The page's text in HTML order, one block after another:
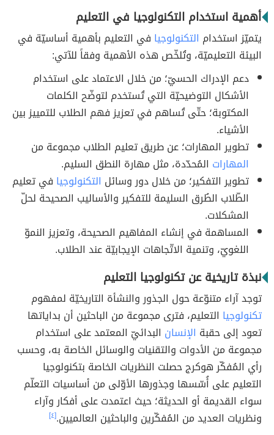
أهمية استخدام التكنولوجيا في التعليم
يتميّز استخدام التكنولوجيا في التعليم بأهمية أساسيّة في
البيئة التعليميّة، وتُلخّص هذه الأهمية وفقاً للآتي:
دعم الإدراك الحسيّ؛ من خلال الاعتماد على استخدام
الأشكال التوضيحيّة التي تُستخدم لتوضّح الكلمات
المكتوبة؛ حتّى تُساهم في تعزيز فهم الطلاب للتمييز بين
الأشياء.
تطوير المهارات؛ عن طريق تعليم الطلاب مجموعة من
المهارات المُحدّدة، مثل مهارة النطق السليم.
تطوير التفكير؛ من خلال دور وسائل التكنولوجيا في تعليم
الطّلاب الطُرق السليمة للتفكير والأساليب الصحيحة لحلّ
المشكلات.
المساهمة في إنشاء المفاهيم الصحيحة، وتعزيز النموّ
اللغويّ، وتنمية الاتّجاهات الإيجابيّة عند الطلاب.
نبذة تاريخية عن تكنولوجيا التعليم
توجد آراء متنوّعة حول الجذور والنشأة التاريخيّة لمفهوم
تكنولوجيا التعليم، فترى مجموعة من الباحثين أن بداياتها
تعود إلى حقبة الإنسان البدائيّ المعتمد على استخدام
مجموعة من الأدوات والتقنيات والوسائل الخاصة به، وحسب
رأي المُفكّر هوكرج حصلت النظريات الخاصة بتكنولوجيا
التعليم على أُسّسها وجذورها الأوّلى من أساسيات التعلّم
سواء القديمة أو الحديثة؛ حيث اعتمدت على أفكار وآراء
ونظريات العديد من المُفكّرين والباحثين العالميين.[٤]